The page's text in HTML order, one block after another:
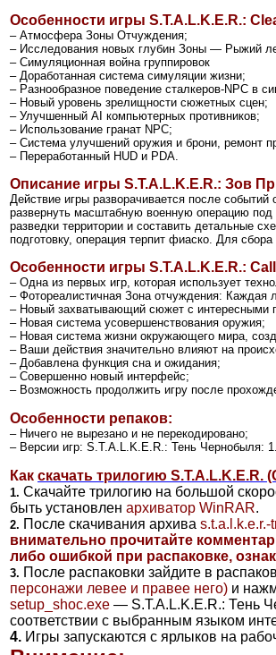
Особенности игры S.T.A.L.K.E.R.:
– Атмосфера Зоны Отчуждения;
– Исследования новых глубин Зоны — Рыжий
– Симуляционная война группировок
– Доработанная система симуляции жизни;
– Разнообразное поведение сталкеров-NPC в
– Новый уровень зрелищности сюжетных сцен;
– Улучшенный AI компьютерных противников;
– Использование гранат NPC;
– Система улучшений оружия и брони, ремонт
– Переработанный HUD и PDA.
Описание игры S.T.A.L.K.E.R.: Зов
Действие игры разворачивается после
развернуть масштабную военную операцию
разведки территории и составить детальные
подготовку, операция терпит фиаско. Для
Особенности игры S.T.A.L.K.E.R.:
– Одна из первых игр, которая использует
– Фотореалистичная Зона отчуждения: Каждая
– Новый захватывающий сюжет с интересными
– Новая система усовершенствования оружия;
– Новая система жизни окружающего мира,
– Ваши действия значительно влияют на
– Добавлена функция сна и ожидания;
– Совершенно новый интерфейс;
– Возможность продолжить игру после
Особенности репаков:
– Ничего не вырезано и не перекодировано;
– Версии игр: S.T.A.L.K.E.R.: Тень Чернобыля:
Как скачать трилогию S.T.A.L.K.E.R.
1. Скачайте трилогию на большой
быть установлен архиватор WinRAR.
2. После скачивания архива
внимательно прочитайте
либо ошибкой при распаковке,
3. После распаковки зайдите в
персонажи левее и правее него) и
setup_shoc.exe — S.T.A.L.K.E.R.: Тень
соответствии с выбранным языком
4. Игры запускаются с ярлыков на